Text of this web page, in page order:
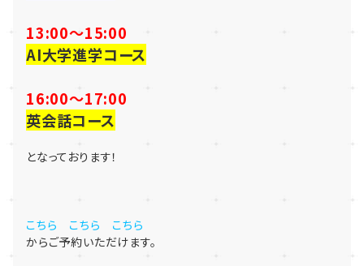
13:00～15:00
AI大学進学コース
16:00～17:00
英会話コース
となっております！
こちら こちら
こちら
からご予約いただけます。